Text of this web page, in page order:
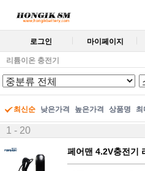
로그인 마이페이지
리튬이온 충전기
최신순 낮은가격 높은가격 상품명 최
1 - 20
페어맨 4.2V충전기